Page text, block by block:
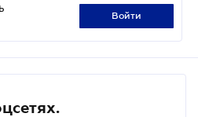
войти